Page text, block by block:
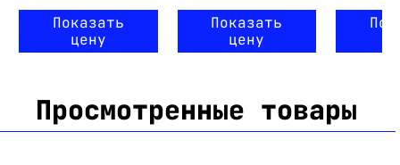
Показать
цену
Показать
цену
Просмотренные товары